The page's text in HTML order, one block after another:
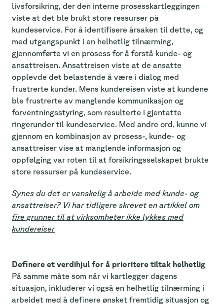
livsforsikring, der den interne prosesskartleggingen
viste at det ble brukt store ressurser på
kundeservice. For å identifisere årsaken til dette, og
med utgangspunkt i en helhetlig tilnærming,
gjennomførte vi en prosess for å forstå kunde- og
ansattreisen. Ansattreisen viste at de ansatte
opplevde det belastende å være i dialog med
frustrerte kunder. Mens kundereisen viste at kundene
ble frustrerte av manglende kommunikasjon og
forventningsstyring, som resulterte i gjentatte
ringerunder til kundeservice. Med andre ord, kunne vi
gjennom en kombinasjon av prosess-, kunde- og
ansattreiser vise at manglende informasjon og
oppfølging var roten til at forsikringsselskapet brukte
store ressurser på kundeservice.
Synes du det er vanskelig å arbeide med kunde- og
ansattreiser? Vi har tidligere skrevet en artikkel om
fire grunner til at virksomheter ikke lykkes med
kundereiser
Definere et verdihjul for å prioritere tiltak helhetlig
På samme måte som når vi kartlegger dagens
situasjon, inkluderer vi også en helhetlig tilnærming i
arbeidet med å definere ønsket fremtidig situasjon og